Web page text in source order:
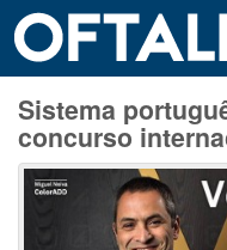
Sistema
concurso